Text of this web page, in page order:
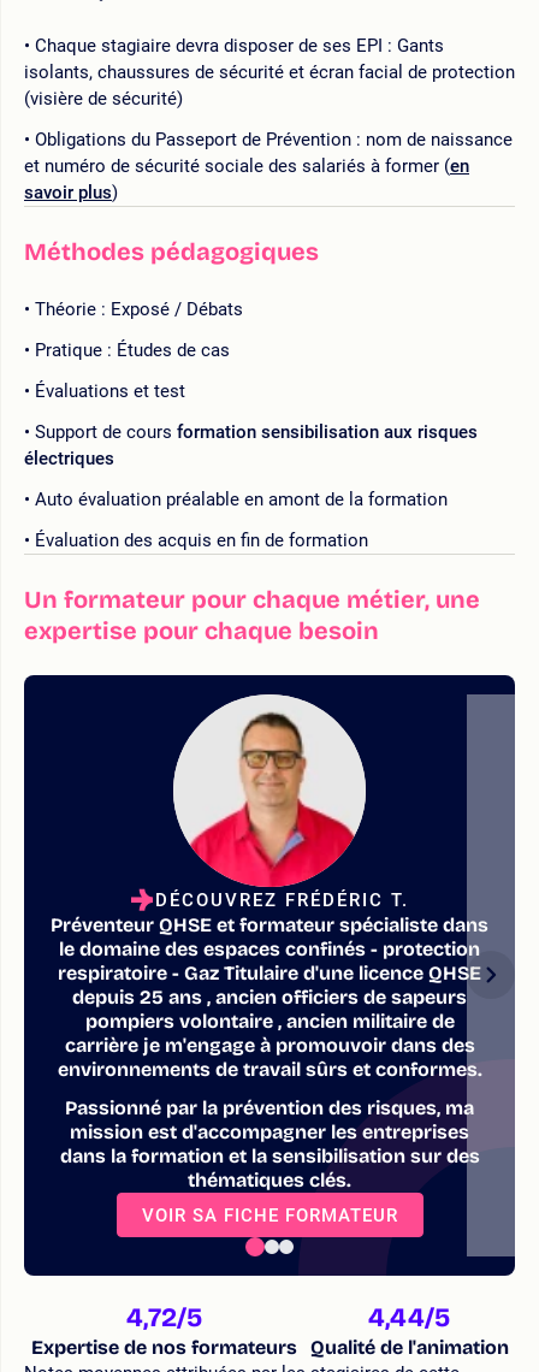
Chaque stagiaire devra disposer de ses EPI : Gants
isolants, chaussures de sécurité et écran facial de protection
(visière de sécurité)
Obligations du Passeport de Prévention : nom de naissance
et numéro de sécurité sociale des salariés à former (en
savoir plus)
Méthodes pédagogiques
Théorie : Exposé / Débats
Pratique : Études de cas
Évaluations et test
Support de cours formation sensibilisation aux risques
électriques
Auto évaluation préalable en amont de la formation
Évaluation des acquis en fin de formation
Un formateur pour chaque métier, une
expertise pour chaque besoin
DÉCOUVREZ FRÉDÉRIC T.
Préventeur QHSE et formateur spécialiste dans
le domaine des espaces confinés - protection
respiratoire - Gaz Titulaire d'une licence QHSE
depuis 25 ans , ancien officiers de sapeurs
pompiers volontaire , ancien militaire de
carrière je m'engage à promouvoir dans des
environnements de travail sûrs et conformes.
Passionné par la prévention des risques, ma
mission est d'accompagner les entreprises
dans la formation et la sensibilisation sur des
thématiques clés.
VOIR SA FICHE FORMATEUR
4,72/5
Expertise de nos formateurs
4,44/5
Qualité de l'animation